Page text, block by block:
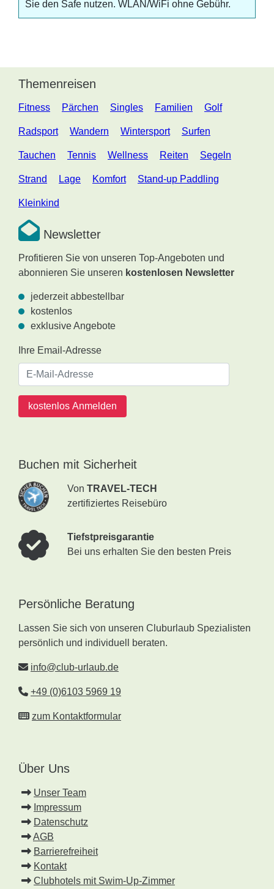
Sie den Safe nutzen. WLAN/WiFi ohne Gebühr.
Themenreisen
Fitness Pärchen Singles Familien Golf
Radsport Wandern Wintersport Surfen
Tauchen Tennis Wellness Reiten Segeln
Strand Lage Komfort Stand-up Paddling
Kleinkind
Newsletter
Profitieren Sie von unseren Top-Angeboten und
abonnieren Sie unseren kostenlosen Newsletter
jederzeit abbestellbar
kostenlos
exklusive Angebote
Ihre Email-Adresse
kostenlos Anmelden
Buchen mit Sicherheit
Von TRAVEL-TECH
zertifiziertes Reisebüro
Tiefstpreisgarantie
Bei uns erhalten Sie den besten Preis
Persönliche Beratung
Lassen Sie sich von unseren Cluburlaub Spezialisten
persönlich und individuell beraten.
info@club-urlaub.de
+49 (0)6103 5969 19
zum Kontaktformular
Über Uns
Unser Team
Impressum
Datenschutz
AGB
Barrierefreiheit
Kontakt
Clubhotels mit Swim-Up-Zimmer